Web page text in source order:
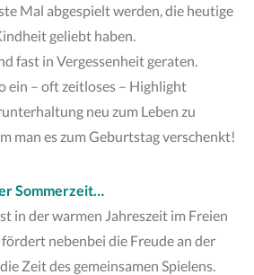
Mal abgespielt werden, die heutige
geliebt haben.
fast in Vergessenheit geraten.
ein – oft zeitloses – Highlight
neu zum Leben zu
man es zum Geburtstag verschenkt!
Sommerzeit…
in der warmen Jahreszeit im Freien
nebenbei die Freude an der
Zeit des gemeinsamen Spielens.